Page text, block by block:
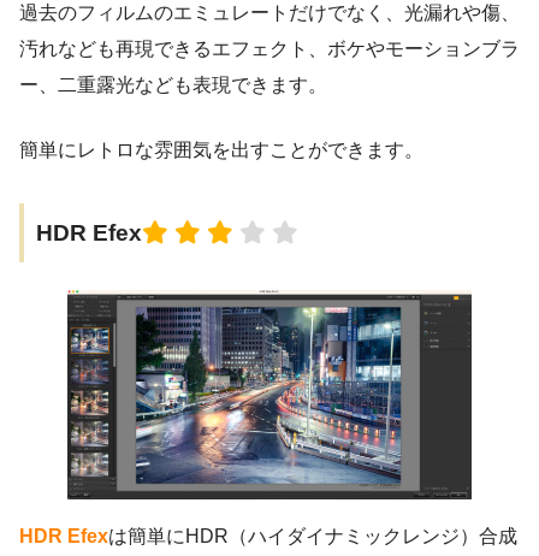
過去のフィルムのエミュレートだけでなく、光漏れや傷、
汚れなども再現できるエフェクト、ボケやモーションブラ
ー、二重露光なども表現できます。
簡単にレトロな雰囲気を出すことができます。
HDR Efex
HDR Efexは簡単にHDR（ハイダイナミックレンジ）合成